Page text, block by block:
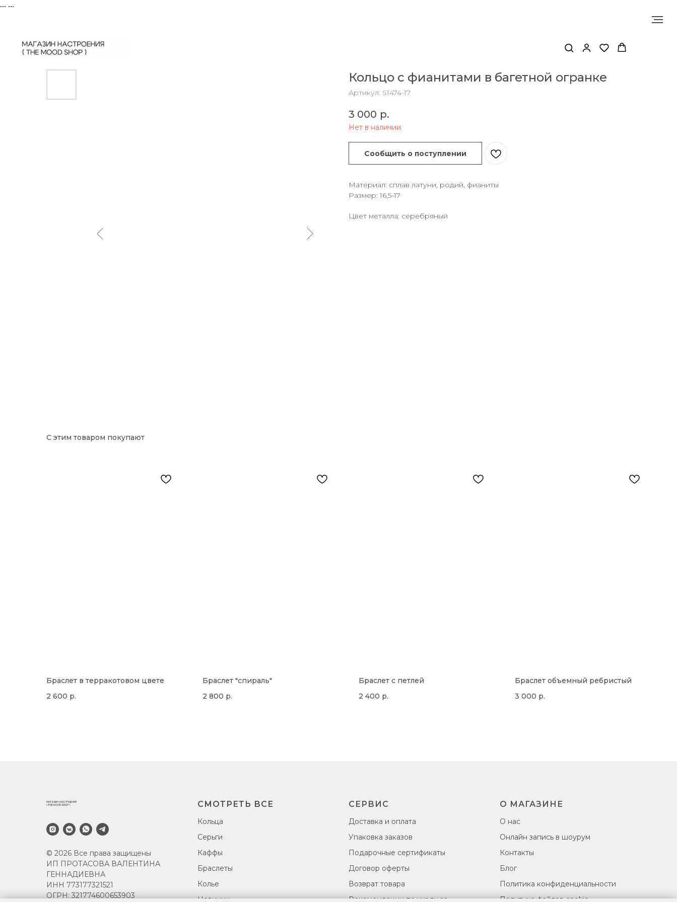
... ...
Кольцо с фианитами в багетной огранке
Артикул: S1474-17
3 000 р.
Нет в наличии
Сообщить о поступлении
Материал: сплав латуни, родий, фианиты
Размер: 16,5-17
Цвет металла: серебряный
С этим товаром покупают
Браслет в терракотовом цвете
2 600 р.
Браслет "спираль"
2 800 р.
Браслет с петлей
2 400 р.
Браслет объемный ребристый
3 000 р.
© 2026 Все права защищены
ИП ПРОТАСОВА ВАЛЕНТИНА
ГЕННАДИЕВНА
ИНН 773177321521
ОГРН: 321774600653903
СМОТРЕТЬ ВСЕ
Кольца
Серьги
Каффы
Браслеты
Колье
Новинки
СЕРВИС
Доставка и оплата
Упаковка заказов
Подарочные сертификаты
Договор оферты
Возврат товара
Рекомендации по уходу за
О МАГАЗИНЕ
О нас
Онлайн запись в шоурум
Контакты
Блог
Политика конфиденциальности
Политика файлов cookie